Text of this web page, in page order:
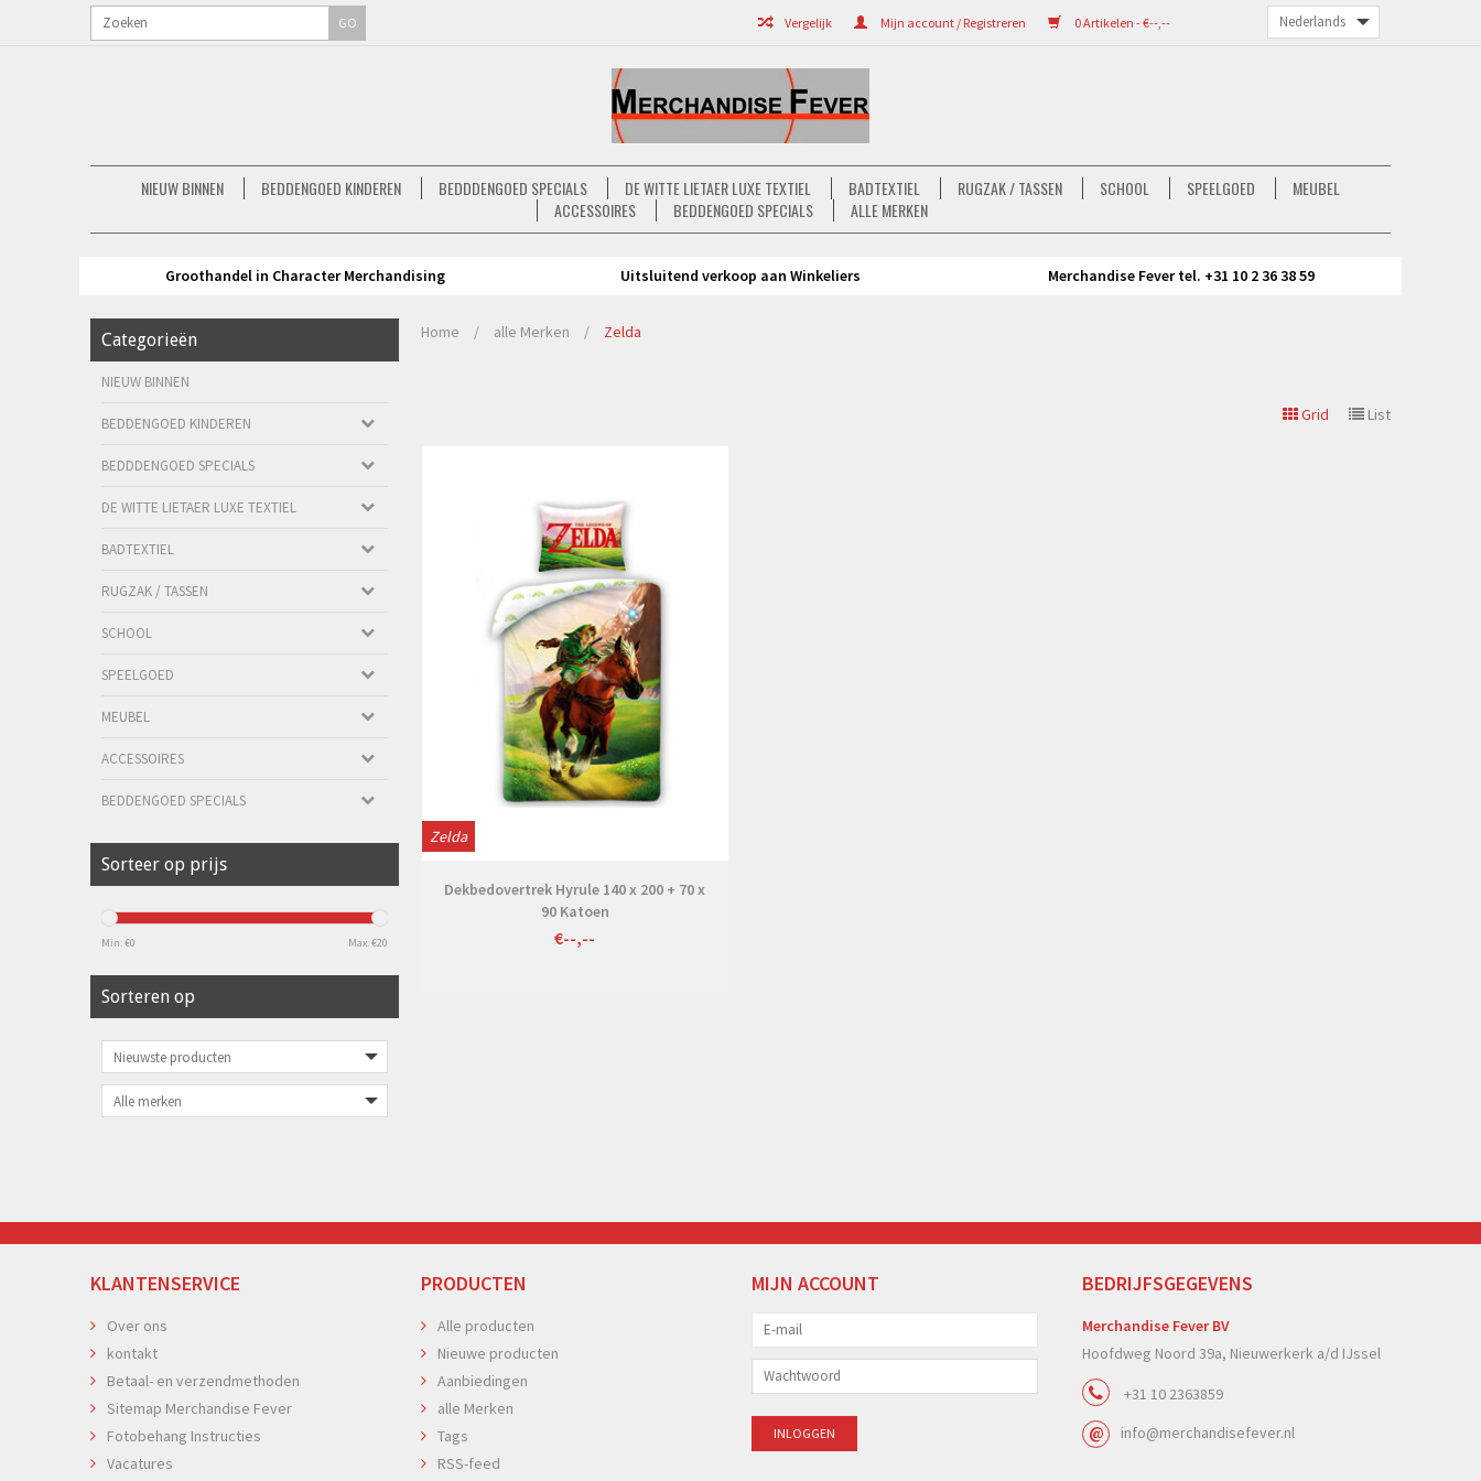
0 Artikelen - €--,--
Mijn account / Registreren
Vergelijk
GO
NIEUW BINNEN BEDDENGOED KINDEREN BEDDDENGOED SPECIALS DE WITTE LIETAER LUXE TEXTIEL BADTEXTIEL RUGZAK / TASSEN SCHOOL SPEELGOED
MEUBEL
ACCESSOIRES
BEDDENGOED SPECIALS ALLE MERKEN
Groothandel in Character Merchandising Uitsluitend verkoop aan Winkeliers Merchandise Fever tel. +31 10 2 36 38 59
Categorieën
NIEUW BINNEN
BEDDENGOED KINDEREN
BEDDDENGOED SPECIALS
DE WITTE LIETAER LUXE TEXTIEL
BADTEXTIEL
RUGZAK / TASSEN
SCHOOL
SPEELGOED
MEUBEL
ACCESSOIRES
BEDDENGOED SPECIALS
Sorteer op prijs
Min: €0 Max: €20
Sorteren op
Home / alle Merken / Zelda
Grid List
Zelda
Dekbedovertrek Hyrule 140 x 200 + 70 x
90 Katoen
€--,--
KLANTENSERVICE
Over ons
kontakt
Betaal- en verzendmethoden
Sitemap Merchandise Fever
Fotobehang Instructies
Vacatures
PRODUCTEN
Alle producten
Nieuwe producten
Aanbiedingen
alle Merken
Tags
RSS-feed
MIJN ACCOUNT BEDRIJFSGEGEVENS
Merchandise Fever BV
Hoofdweg Noord 39a, Nieuwerkerk a/d IJssel
+31 10 2363859
info@merchandisefever.nl